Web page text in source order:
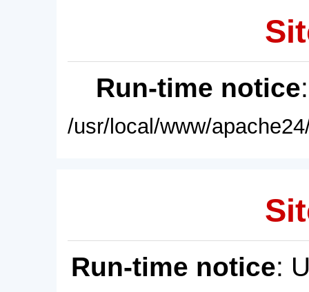
Run-time notice
/usr/local/www/
Run-time notice: